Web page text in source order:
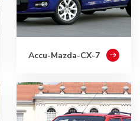
Accu-Mazda-CX-7